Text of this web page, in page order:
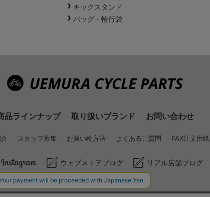
キックスタンド
バッグ・輪行袋
品ラインナップ 取り扱いブランド お問い合わせ
スタッフ募集 お買い物方法 よくあるご質問 FAX注文用紙
ウェブストアブログ リアル店舗ブログ